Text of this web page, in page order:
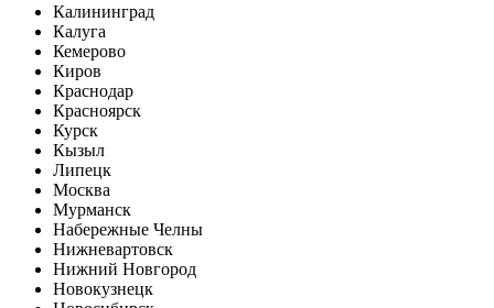
Калининград
Калуга
Кемерово
Киров
Краснодар
Красноярск
Курск
Кызыл
Липецк
Москва
Мурманск
Набережные Челны
Нижневартовск
Нижний Новгород
Новокузнецк